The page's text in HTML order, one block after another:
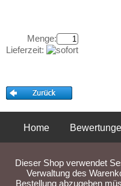
Eschwege
Essen
Esslingen
Ettal
Eutin
Kontakt
Preislisten
Erhaltungsgrade
Gratisbanknoten
FAQ
Menge:
Lieferzeit:
Home
Liefer-
Dieser Shop verwendet
Verwaltung des
Bestellung abzugeben